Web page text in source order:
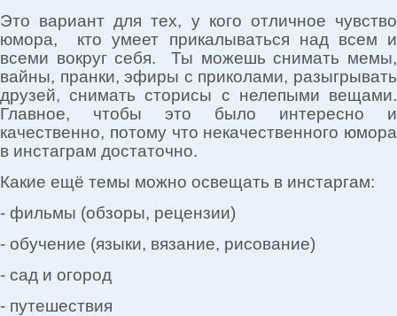
Это вариант для тех, у кого отличное чувство
юмора, кто умеет прикалываться над всем и
всеми вокруг себя. Ты можешь снимать мемы,
вайны, пранки, эфиры с приколами, разыгрывать
друзей, снимать сторисы с нелепыми вещами.
Главное, чтобы это было интересно и
качественно, потому что некачественного юмора
в инстаграм достаточно.
Какие ещё темы можно освещать в инстаргам:
- фильмы (обзоры, рецензии)
- обучение (языки, вязание, рисование)
- сад и огород
- путешествия